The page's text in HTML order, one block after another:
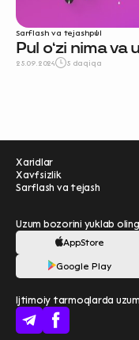
Sarflash va tejashpul
Pul oʻzi nima
25.09.2024 5 daqiqa
Xaridlar
Xavfsizlik
Sarflash va tejash
Uzum bozorini yuklab oling
AppStore
Google Play
Ijtimoiy tarmoqlarda uzum
qo'shing —
qatnashing ❤️
boshlash